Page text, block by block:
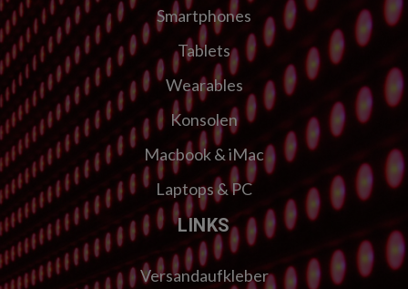
Smartphones
Tablets
Wearables
Konsolen
Macbook & iMac
Laptops & PC
LINKS
Versandaufkleber